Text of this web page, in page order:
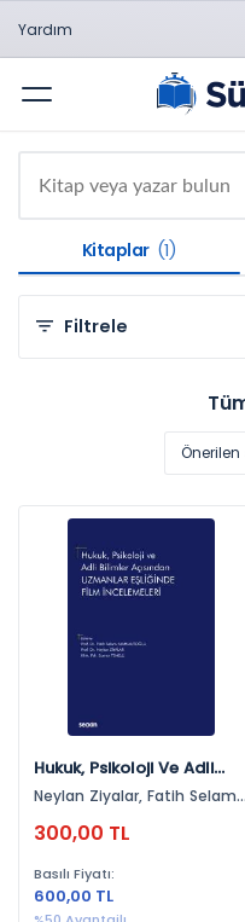
Yardım
Menü
Kitaplar (1)
Filtrele
Konulara Göre
Genel Hukuk (1)
Yayınevlerine Göre
2022 (1)
Hukuk, Psikoloji Ve Adli
Bilimler Açısından
Uzmanlar Eşliğinde Film
İncelemeleri
Neylan Ziyalar, Fatih Selami
Temelli
300,00 TL
Basılı Fiyatı:
600,00 TL